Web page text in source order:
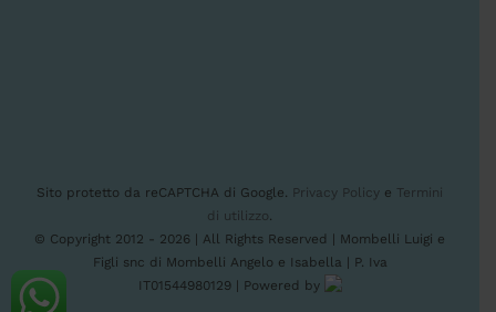
Sito protetto da reCAPTCHA di Google. Privacy Policy e Termini
di utilizzo.
© Copyright 2012 - 2026 | All Rights Reserved | Mombelli Luigi e
Figli snc di Mombelli Angelo e Isabella | P. Iva
IT01544980129 | Powered by